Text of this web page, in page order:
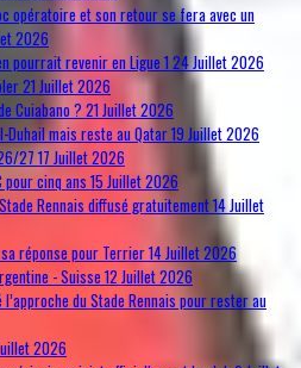
opératoire et son retour se fera avec un
2026
pourrait revenir en Ligue 1 24 Juillet 2026
21 Juillet 2026
Cuiabano ? 21 Juillet 2026
Duhail mais reste au Qatar19 Juillet 2026
2717 Juillet 2026
pour cinq ans 15 Juillet 2026
Rennais diffusé gratuitement14 Juillet
sa réponse pour Terrier14 Juillet 2026
- Suisse12 Juillet 2026
du Stade Rennais pour rester au
2026